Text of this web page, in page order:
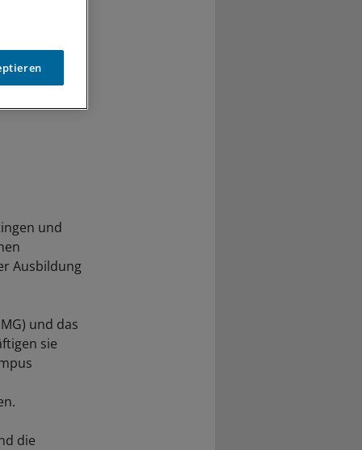
und
Ausbildung
und das
sie
die